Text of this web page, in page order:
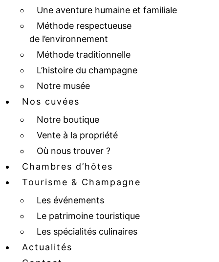
Une aventure humaine et familiale
Méthode respectueuse
de l’environnement
Méthode traditionnelle
L’histoire du champagne
Notre musée
Nos cuvées
Notre boutique
Vente à la propriété
Où nous trouver ?
Chambres d’hôtes
Tourisme & Champagne
Les événements
Le patrimoine touristique
Les spécialités culinaires
Actualités